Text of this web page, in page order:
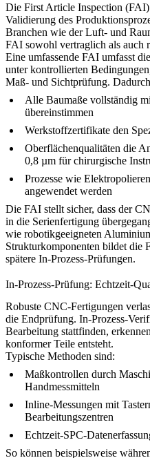
Die First Article Inspection
Validierung des
Branchen wie derLuft- und
FAI sowohl vertraglich als auch
Eine umfassende FAI umfasst
unter kontrollierten
Maß- und Sichtprüfung.
Alle Baumaße vollständig
übereinstimmen
Werkstoffzertifikate den
Oberflächenqualitäten die
0,8 µm für chirurgische
Prozesse wie Elektropolieren
angewendet werden
Die FAI stellt sicher, dass der
in die Serienfertigung
wie robotikgeeigneten
Strukturkomponenten bildet die
spätere In-Prozess-Prüfungen.
In-Prozess-Prüfung: Echtzeit-
Robuste CNC-Fertigungen
die Endprüfung. In-Prozess-
Bearbeitung stattfinden,
konformer Teile entsteht.
Typische Methoden sind:
Maßkontrollen durch
Handmessmitteln
Inline-Messungen mit
Bearbeitungszentren
Echtzeit-SPC-
So können beispielsweise